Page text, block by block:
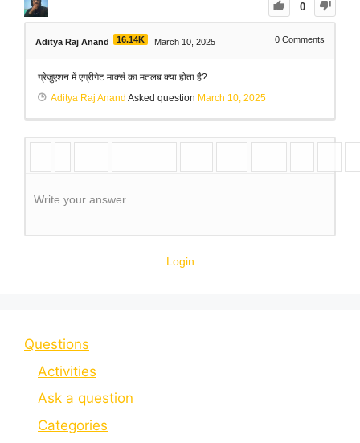
0
Aditya Raj Anand 16.14K March 10, 2025 0 Comments
ग्रेजुएशन में एग्रीगेट मार्क्स का मतलब क्या होता है?
Aditya Raj Anand Asked question March 10, 2025
Write your answer.
Login
Questions
Activities
Ask a question
Categories